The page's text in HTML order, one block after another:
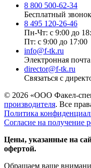
8 800 500-62-34
Бесплатный
8 495 120-26-46
Пн-Чт: с 9:00 до
Пт: с 9:00 до 17:00
info@f-tk.ru
Электронная почта
director@f-tk.ru
Связаться с
© 2026 «ООО Факел-
производителя. Все
Политика
Согласие на получение
Цены, указанные на
офертой.
Обращаем ваше